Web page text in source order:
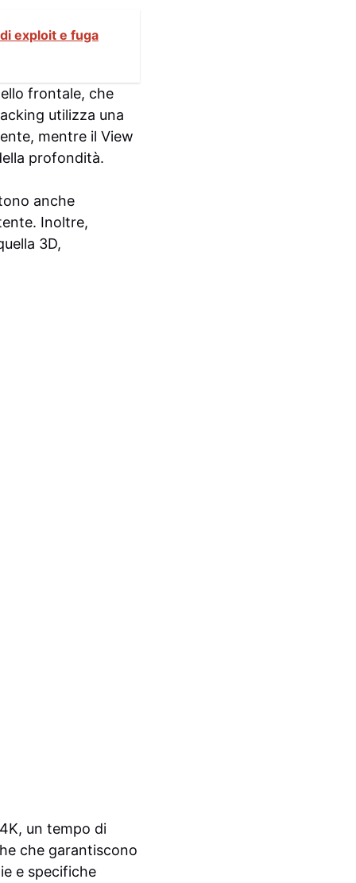
exploit e fuga
frontale, che
utilizza una
mentre il View
profondità.
anche
Inoltre,
3D,
un tempo di
che garantiscono
e specifiche